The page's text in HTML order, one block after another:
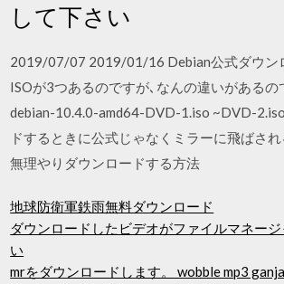
して下さい
2019/07/07 2019/01/16 Debian公式ダウン
ISOが3つあるのですが､なんの違いがあるの
debian-10.4.0-amd64-DVD-1.iso ~DVD-
ドするときに公式じゃなくミラーに飛ばさ
無理やりダウンロードする方法
地球防衛軍鉄雨無料ダウンロード
ダウンロードしたビデオがファイルマネー
い
mrをダウンロードします。 wobble mp3